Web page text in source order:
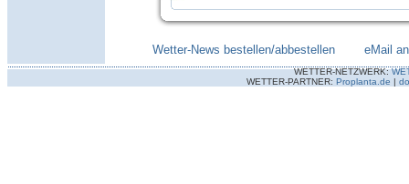
Wetter-News bestellen/abbestellen eMail
WETTER-NETZWERK:
WETTER-PARTNER: Proplanta.de |